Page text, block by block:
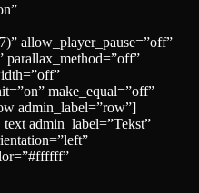
allow_player_pause=”off”
parallax_method=”off”
make_equal=”off”
admin_label=”row”]
admin_label=”Tekst”